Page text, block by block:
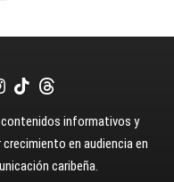
informativos y
en audiencia en
caribeña.